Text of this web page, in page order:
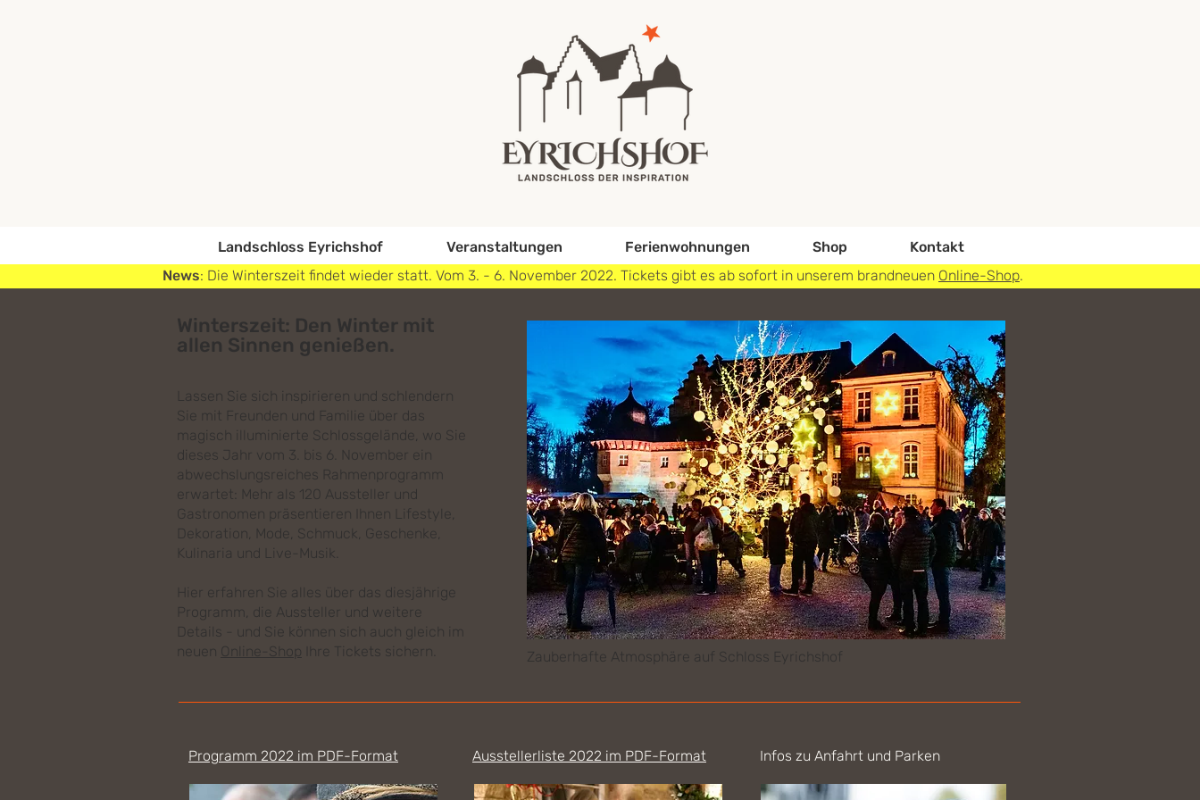
Landschloss Eyrichshof Veranstaltungen Ferienwohnungen Shop
Kontakt
News: Die Winterszeit findet wieder statt. Vom 3. - 6. November 2022. Tickets gibt es ab sofort in unserem brandneuen Online-Shop.
Zauberhafte Atmosphäre auf Schloss Eyrichshof
Ausstellerliste 2022 im PDF-Format Infos zu Anfahrt und Parken
Programm 2022 im PDF-Format
Winterszeit: Den Winter mit
allen Sinnen genießen.
Lassen Sie sich inspirieren und schlendern
Sie mit Freunden und Familie über das
magisch illuminierte Schlossgelände, wo Sie
dieses Jahr vom 3. bis 6. November ein
abwechslungsreiches Rahmenprogramm
erwartet: Mehr als 120 Aussteller und
Gastronomen präsentieren Ihnen Lifestyle,
Dekoration, Mode, Schmuck, Geschenke,
Kulinaria und Live-Musik.
Hier erfahren Sie alles über das diesjährige
Programm, die Aussteller und weitere
Details - und Sie können sich auch gleich im
neuen Online-Shop Ihre Tickets sichern.